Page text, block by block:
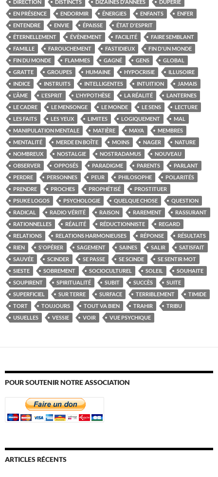
DIRECTION DISTINCTS DIZAINES D'ANNÉES
DUPERIE
EN PRÉSENCE
ENDORMIR ÉNERGIES ENFANTS
ENFER
ENTENDRE
ENVIE ÉPAISSE
ÉTAT D'ESPRIT
ÉTERNELLEMENT
ÉVÈNEMENT FACILITÉ
FAIRE SEMBLANT
FAMILLE
FAROUCHEMENT FASTIDIEUX
FIN D'UN MONDE
FIN DU MONDE
FLAMMES GAGNÉ GENS
GLOBAL
GRATTE
GROUPES HUMAINE HYPOCRISIE
ILLUSOIRE
INDICE
INSTRUITS INTELLIGENTES INTUITION
JAMAIS
L'ÂME
L'ESPRIT L'HYPOTHÈSE LA RÉALITÉ
LANTERNES
LE CADRE
LE MENSONGE LE MONDE LE SENS
LECTURE
LES FAITS
LES YEUX LIMITES LOGIQUEMENT
MAL
MANIPULATION MENTALE
MATIÈRE MAYA
MEMBRES
MENTALITÉ
MERDE EN BOÎTE MOINS NAGER
NATURE
NOMBREUX
NOSTALGIE NOSTRADAMUS
NOUVEAU
OBSERVER
OPPOSÉS PARADIGME PARENTS
PARLANT
PERDRE
PERSONNES PEUR PHILOSOPHE
POLARITÉS
PRENDRE
PROCHES PROPHÉTISÉ
PROSTITUER
PSUKE LOGOS
PSYCHOLOGIE QUELQUE CHOSE
QUESTION
RADICAL
RADIO VÉRITÉ RAISON RAREMENT
RASSURANT
RATIONNELLES
RÉALITÉ RÉDUCTIONNISTE
REGARD
RELATIONS
RELATIONS HARMONIEUSES RÉPONSE
RÉSULTATS
RIEN
S'OPÉRER SAGEMENT SAINES SALIR
SATISFAIT
SAUVÉE
SCINDER SE PASSE SE SCINDE
SE SENTIR MOT
SIESTE
SOBREMENT SOCIOCULTUREL SOLEIL
SOUHAITE
SOUPIRENT
SPIRITUALITÉ SUBIT SUCCÈS
SUITE
SUPERFICIEL
SUR TERRE SURFACE TERRIBLEMENT
TIMIDE
TORT
TOUJOURS TOUT VA BIEN TRAHIR
TRIBU
USUELLES
VESSIE VOIR VUE PSYCHIQUE
POUR SOUTENIR NOTRE ASSOCIATION
ARTICLES RÉCENTS